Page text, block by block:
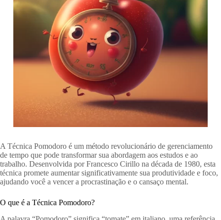
A Técnica Pomodoro é um método revolucionário de gerenciamento
de tempo que pode transformar sua abordagem aos estudos e ao
trabalho. Desenvolvida por Francesco Cirillo na década de 1980, esta
técnica promete aumentar significativamente sua produtividade e foco,
ajudando você a vencer a procrastinação e o cansaço mental.
O que é a Técnica Pomodoro?